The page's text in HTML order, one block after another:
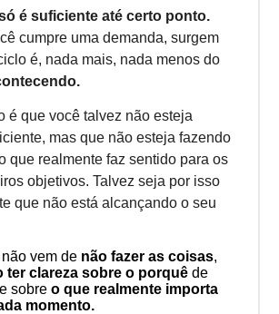
é suficiente até certo ponto.
cumpre uma demanda, surgem
é, nada mais, nada menos do
é que você talvez não esteja
mas que não esteja fazendo
que realmente faz sentido para os
objetivos. Talvez seja por isso
que não está alcançando o seu
vem de não fazer as coisas,
ter clareza sobre o porquêde
sobre o que realmente importa
momento.